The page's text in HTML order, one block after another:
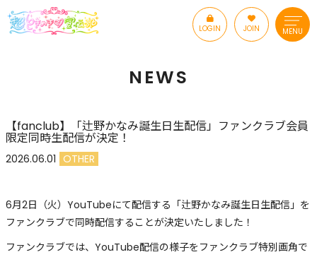
LOGIN JOIN MENU
NEWS
【fanclub】「辻野かなみ誕生日生配信」ファンクラブ会員
限定同時生配信が決定！
2026.06.01 OTHER
6月2日（火）YouTubeにて配信する「辻野かなみ誕生日生配信」を
ファンクラブで同時配信することが決定いたしました！
ファンクラブでは、YouTube配信の様子をファンクラブ特別画角で